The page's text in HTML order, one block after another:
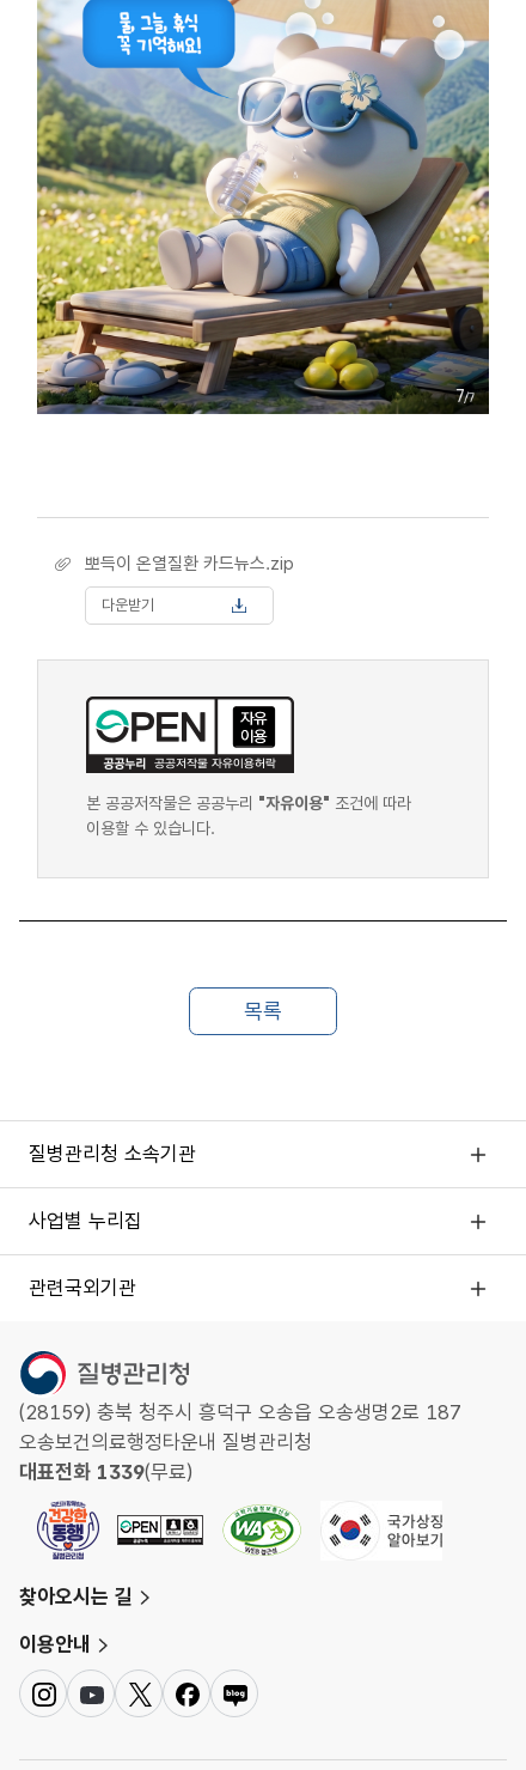
뽀득이 온열질환 카드뉴스.zip
다운받기
본 공공저작물은 공공누리 "자유이용" 조건에 따라
이용할 수 있습니다.
질병관리청 소속기관
사업별 누리집
관련국외기관
(28159) 충북 청주시 흥덕구 오송읍 오송생명2로 187
오송보건의료행정타운내 질병관리청
대표전화 1339(무료)
찾아오시는 길
이용안내
인
스
유
튜
트
위
페
이
네
이